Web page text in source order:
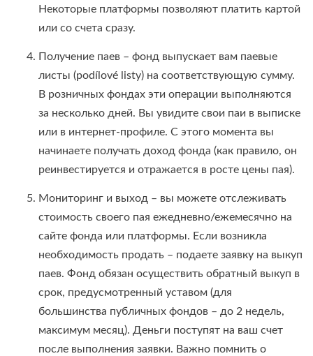
Некоторые платформы позволяют платить картой
или со счета сразу.
Получение паев – фонд выпускает вам паевые
листы (podílové listy) на соответствующую сумму.
В розничных фондах эти операции выполняются
за несколько дней. Вы увидите свои паи в выписке
или в интернет-профиле. С этого момента вы
начинаете получать доход фонда (как правило, он
реинвестируется и отражается в росте цены пая).
Мониторинг и выход – вы можете отслеживать
стоимость своего пая ежедневно/ежемесячно на
сайте фонда или платформы. Если возникла
необходимость продать – подаете заявку на выкуп
паев. Фонд обязан осуществить обратный выкуп в
срок, предусмотренный уставом (для
большинства публичных фондов – до 2 недель,
максимум месяц). Деньги поступят на ваш счет
после выполнения заявки. Важно помнить о